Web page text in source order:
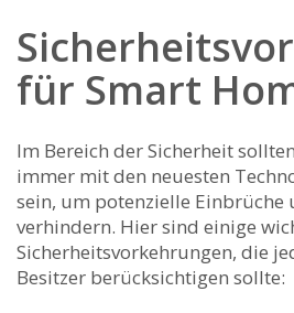
für Smart
Im Bereich ⁤der Sicherheit
immer mit den neuesten
sein, um ‍potenzielle‍ Einbrüche
verhindern. Hier sind ⁤einige
Sicherheitsvorkehrungen, die
Besitzer berücksichtigen sollte: